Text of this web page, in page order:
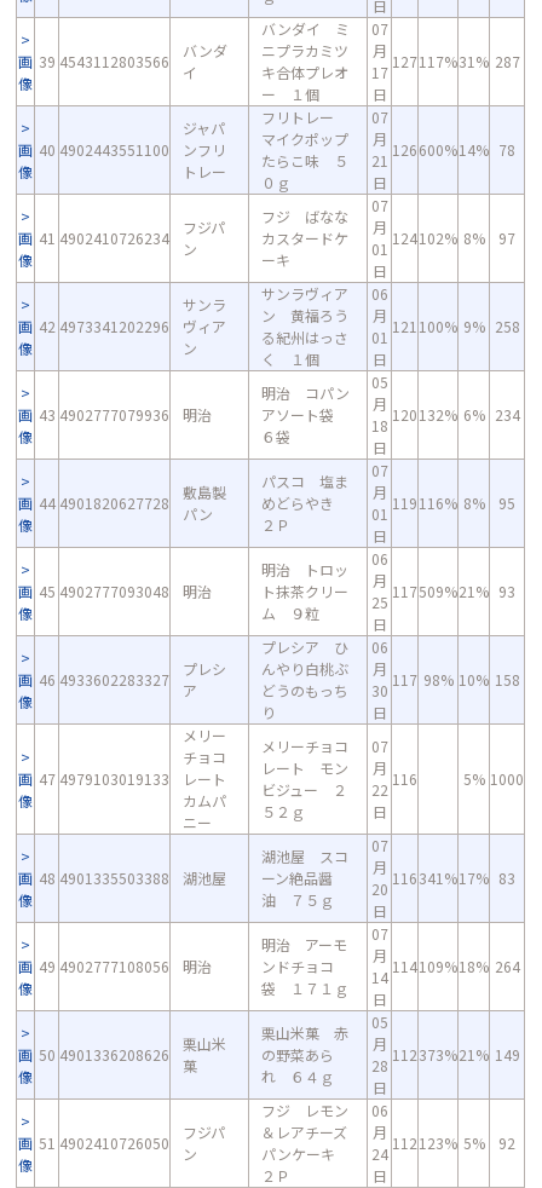
日
画
像
39 4543112803566
バンダ
イ
バンダイ ミ
ニプラカミツ
キ合体プレオ
ー １個
07
月
17
日
127117%31% 287
画
像
40 4902443551100
ジャパ
ンフリ
トレー
フリトレー
マイクポップ
たらこ味 ５
０ｇ
07
月
21
日
126600%14% 78
画
像
41 4902410726234
フジパ
ン
フジ ばなな
カスタードケ
ーキ
07
月
01
日
124102% 8% 97
画
像
42 4973341202296
サンラ
ヴィア
ン
サンラヴィア
ン 黄福ろう
る紀州はっさ
く １個
06
月
01
日
121 100% 9% 258
画
像
43 4902777079936 明治
明治 コパン
アソート袋
６袋
05
月
18
日
120132% 6% 234
画
像
44 4901820627728
敷島製
パン
パスコ 塩ま
めどらやき
２Ｐ
07
月
01
日
119116% 8% 95
画
像
45 4902777093048 明治
明治 トロッ
ト抹茶クリー
ム ９粒
06
月
25
日
117509%21% 93
画
像
46 4933602283327
プレシ
ア
プレシア ひ
んやり白桃ぶ
どうのもっち
り
06
月
30
日
117 98% 10% 158
画
像
47 4979103019133
メリー
チョコ
レート
カムパ
ニー
メリーチョコ
レート モン
ビジュー ２
５２ｇ
07
月
22
日
116 5% 1000
画
像
48 4901335503388 湖池屋
湖池屋 スコ
ーン絶品醤
油 ７５ｇ
07
月
20
日
116341%17% 83
画
像
49 4902777108056 明治
明治 アーモ
ンドチョコ
袋 １７１ｇ
07
月
14
日
114109%18% 264
画
像
50 4901336208626
栗山米
菓
栗山米菓 赤
の野菜あら
れ ６４ｇ
05
月
28
日
112373%21% 149
画
像
51 4902410726050
フジパ
ン
フジ レモン
＆レアチーズ
パンケーキ
２Ｐ
06
月
24
日
112123% 5% 92